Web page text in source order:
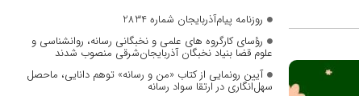
روزنامه پیام‌آذربایجان شماره 2834
رؤسای کارگروه های علمی و نخبگانی رسانه، روانشناسی و
علوم قضا بنیاد نخبگان آذربایجان‌شرقی منصوب شدند
آیین رونمایی از کتاب «من و رسانه» توهم دانایی، ماحصل
سهل‌انگاری در ارتقا سواد رسانه